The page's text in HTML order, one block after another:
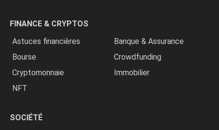
FINANCE & CRYPTOS
Astuces financières
Banque & Assurance
Bourse
Crowdfunding
Cryptomonnaie
Immobilier
NFT
SOCIÉTÉ